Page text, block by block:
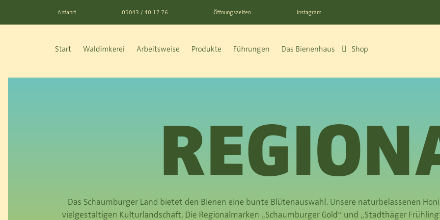
Anfahrt 05043 / 40 17 76 Öffnungszeiten Instagram
Start Waldimkerei Arbeitsweise Produkte Führungen Das Bienenhaus Shop
Das Schaumburger Land bietet den Bienen eine bunte Blütenauswahl. Unsere naturbelassenen
vielgestaltigen Kulturlandschaft. Die Regionalmarken „Schaumburger Gold“ und „Stadthäger